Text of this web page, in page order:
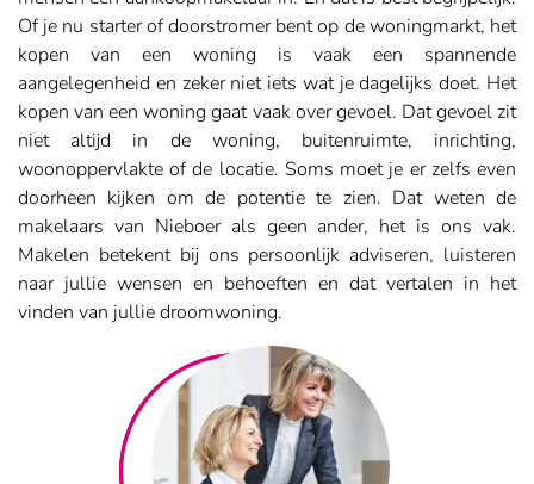
Of je nu starter of doorstromer bent op de woningmarkt, het
kopen van een woning is vaak een spannende
aangelegenheid en zeker niet iets wat je dagelijks doet. Het
kopen van een woning gaat vaak over gevoel. Dat gevoel zit
niet altijd in de woning, buitenruimte, inrichting,
woonoppervlakte of de locatie. Soms moet je er zelfs even
doorheen kijken om de potentie te zien. Dat weten de
makelaars van Nieboer als geen ander, het is ons vak.
Makelen betekent bij ons persoonlijk adviseren, luisteren
naar jullie wensen en behoeften en dat vertalen in het
vinden van jullie droomwoning.